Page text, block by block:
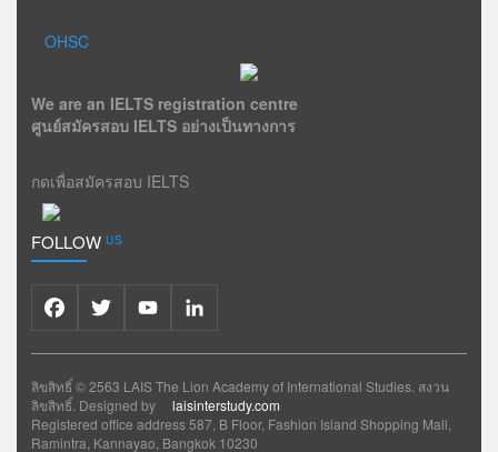
OHSC
We are an IELTS registration centre
ศูนย์สมัครสอบ IELTS อย่างเป็นทางการ
กดเพื่อสมัครสอบ IELTS
FOLLOWUS
ลิขสิทธิ์ © 2563 LAIS The Lion Academy of International Studies. สงวน
ลิขสิทธิ์. Designed by
laisinterstudy.com
Registered office address 587, B Floor, Fashion Island Shopping Mall,
Ramintra, Kannayao, Bangkok 10230